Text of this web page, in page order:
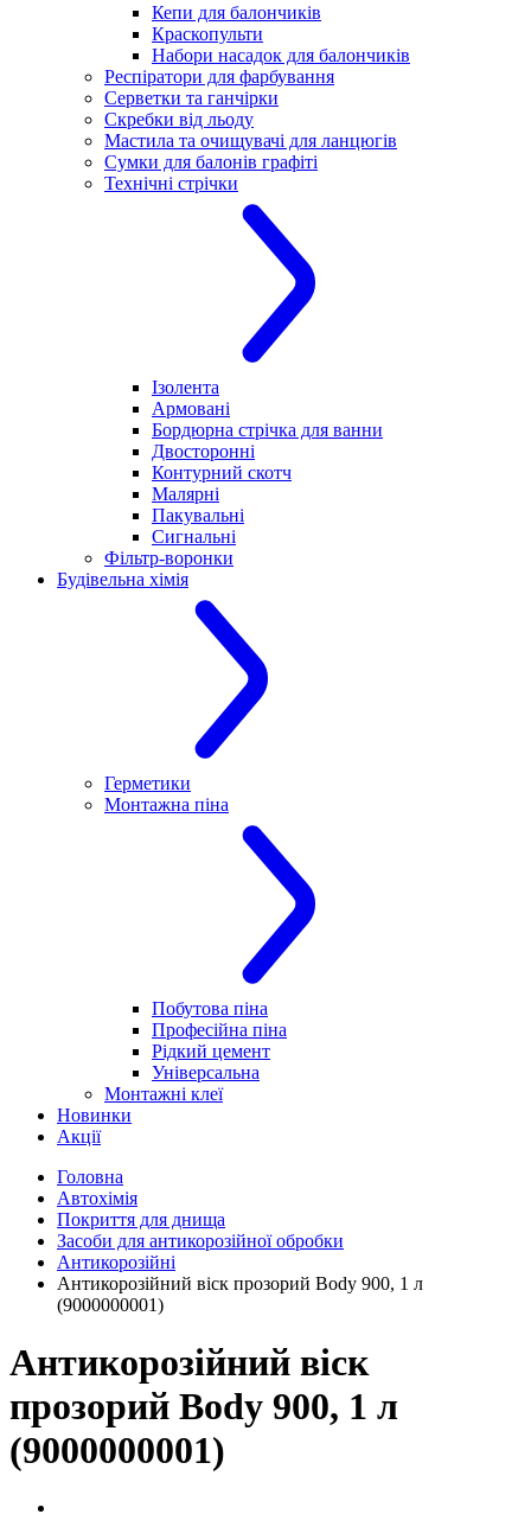
Кепи для балончиків
Краскопульти
Набори насадок для балончиків
Респіратори для фарбування
Серветки та ганчірки
Скребки від льоду
Мастила та очищувачі для ланцюгів
Сумки для балонів графіті
Технічні стрічки
Ізолента
Армовані
Бордюрна стрічка для ванни
Двосторонні
Контурний скотч
Малярні
Пакувальні
Сигнальні
Фільтр-воронки
Будівельна хімія
Герметики
Монтажна піна
Побутова піна
Професійна піна
Рідкий цемент
Універсальна
Монтажні клеї
Новинки
Акції
Головна
Автохімія
Покриття для днища
Засоби для антикорозійної обробки
Антикорозійні
Антикорозійний віск прозорий Body 900, 1 л
(9000000001)
Антикорозійний віск
прозорий Body 900, 1 л
(9000000001)